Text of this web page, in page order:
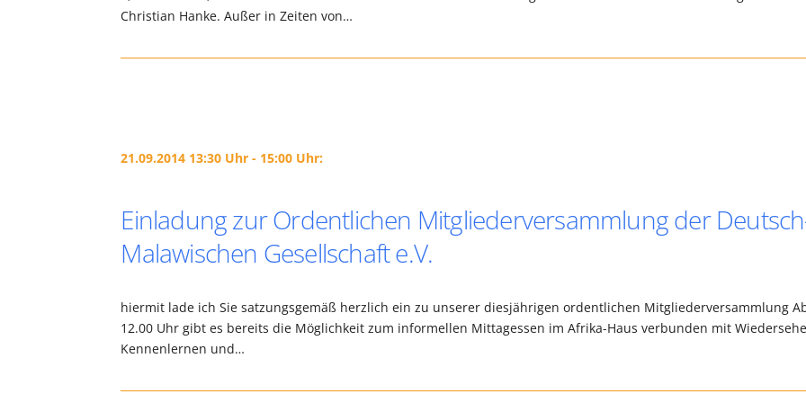
Christian Hanke. Außer in Zeiten von…
21.09.2014 13:30 Uhr - 15:00 Uhr:
Einladung zur Ordentlichen Mitgliederversammlung der
Malawischen Gesellschaft e.V.
hiermit lade ich Sie satzungsgemäß herzlich ein zu unserer diesjährigen ordentlichen Mitgliederversammlung
12.00 Uhr gibt es bereits die Möglichkeit zum informellen Mittagessen im Afrika-Haus verbunden mit
Kennenlernen und…